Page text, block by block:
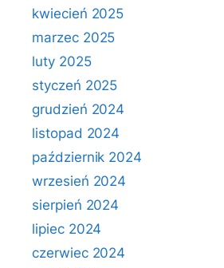
kwiecień 2025
marzec 2025
luty 2025
styczeń 2025
grudzień 2024
listopad 2024
październik 2024
wrzesień 2024
sierpień 2024
lipiec 2024
czerwiec 2024